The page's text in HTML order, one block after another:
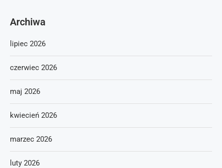
Archiwa
lipiec 2026
czerwiec 2026
maj 2026
kwiecień 2026
marzec 2026
luty 2026